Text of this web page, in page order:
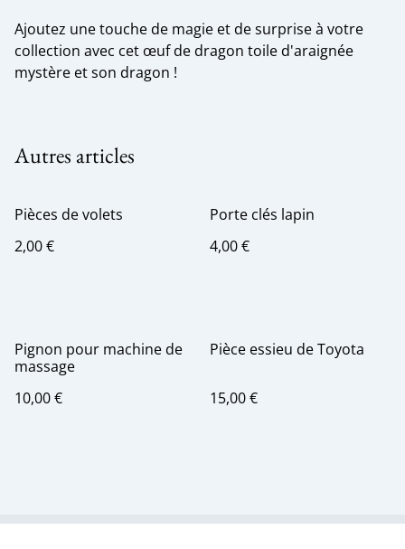
Ajoutez une touche de magie et de surprise à votre
collection avec cet œuf de dragon toile d'araignée
mystère et son dragon !
Autres articles
Pièces de volets
2,00 €
Porte clés lapin
4,00 €
Pignon pour machine de
massage
10,00 €
Pièce essieu de Toyota
15,00 €